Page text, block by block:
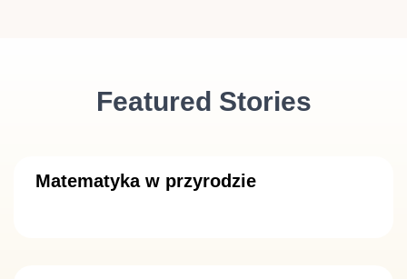
Featured Stories
Matematyka w przyrodzie